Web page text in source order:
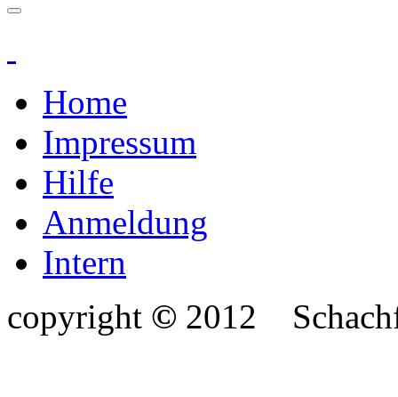
Home
Impressum
Hilfe
Anmeldung
Intern
copyright © 2012